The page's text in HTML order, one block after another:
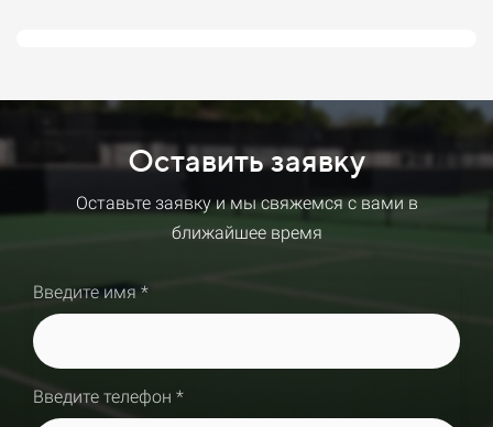
Оставить заявку
Оставьте заявку и мы свяжемся с вами в
ближайшее время
Введите имя *
Введите телефон *